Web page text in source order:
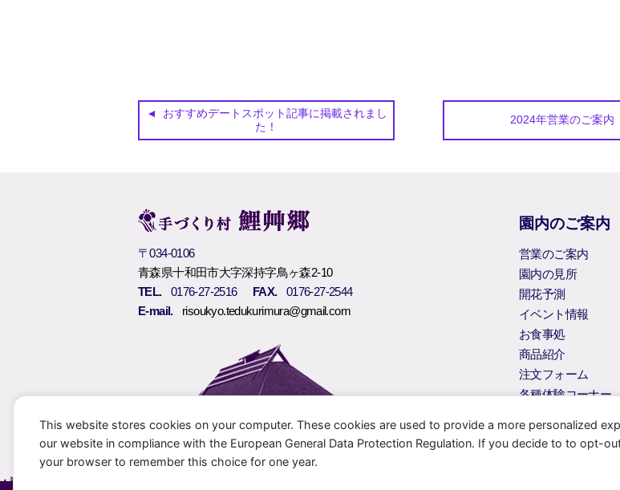
おすすめデートスポット記事に掲載されまし
た！
2024年営業のご案内
〒034-0106
青森県十和田市大字深持字鳥ヶ森2-10
TEL.
0176-27-2516 FAX.
0176-27-2544
E-mail.
risoukyo.tedukurimura@gmail.com
園内のご案内
営業のご案内
園内の見所
開花予測
イベント情報
お食事処
商品紹介
注文フォーム
各種体験コーナー
This website stores cookies on your computer. These cookies are used to provide a more personalized
our website in compliance with the European General Data Protection Regulation. If you decide to to opt-
your browser to remember this choice for one year.